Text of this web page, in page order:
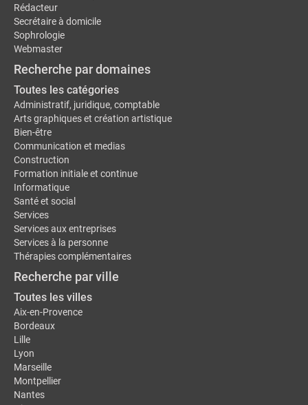
Rédacteur
Secrétaire à domicile
Sophrologie
Webmaster
Recherche par domaines
Toutes les catégories
Administratif, juridique, comptable
Arts graphiques et création artistique
Bien-être
Communication et medias
Construction
Formation initiale et continue
Informatique
Santé et social
Services
Services aux entreprises
Services à la personne
Thérapies complémentaires
Recherche par ville
Toutes les villes
Aix-en-Provence
Bordeaux
Lille
Lyon
Marseille
Montpellier
Nantes